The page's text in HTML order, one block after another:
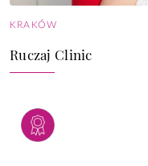
KRAKÓW
Ruczaj Clinic